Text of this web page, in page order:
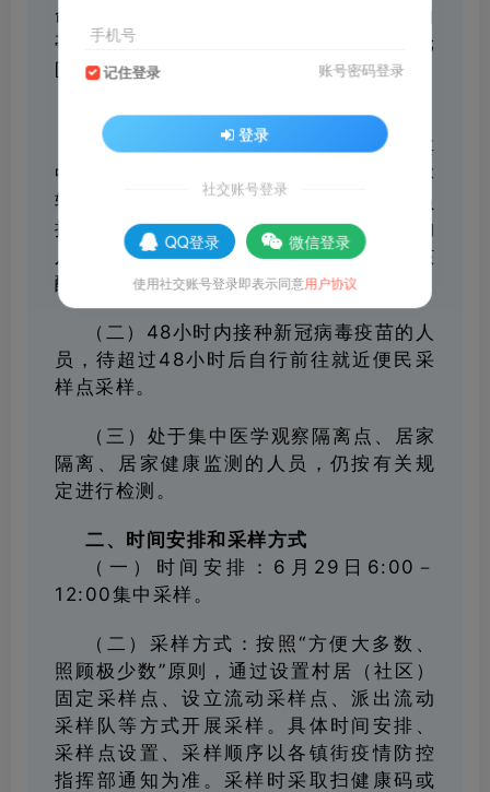
命健康安全，根据上级统一部署要求，山
亭区将于6月29日（星期三）开展新一轮
区域核酸检测，现将有关事项公告如下。
一、核酸检测范围
（一）辖区内常住居民和流动人口。其
中，机关企事业单位、学校师生员工与本
轮区域核酸检测同日进行；“应检尽检”人员
按照原时间和频次进行，当日检测人数纳
入本轮区域核酸检测人数统计；隔离点核
酸检测人数单独统计。
（二）48小时内接种新冠病毒疫苗的人
员，待超过48小时后自行前往就近便民采
样点采样。
（三）处于集中医学观察隔离点、居家
隔离、居家健康监测的人员，仍按有关规
定进行检测。
二、时间安排和采样方式
（一）时间安排：6月29日6:00－
12:00集中采样。
（二）采样方式：按照“方便大多数、
照顾极少数”原则，通过设置村居（社区）
固定采样点、设立流动采样点、派出流动
采样队等方式开展采样。具体时间安排、
采样点设置、采样顺序以各镇街疫情防控
指挥部通知为准。采样时采取扫健康码或
手机号
记住登录 账号密码登录
登录
社交账号登录
QQ登录 微信登录
使用社交账号登录即表示同意用户协议